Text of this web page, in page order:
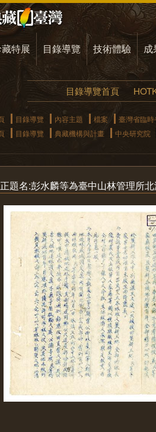
特展 目錄導覽 技術體驗 成
目錄導覽首頁
目錄導覽 內容主題 檔案 臺灣省臨
目錄導覽 典藏機構與計畫 中央研究院
正題名:彭水麟等為臺中山林管理所